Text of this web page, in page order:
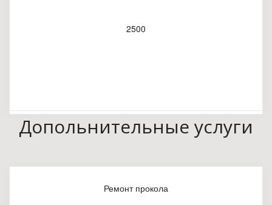
2500
Допольнительные услуги
Ремонт прокола